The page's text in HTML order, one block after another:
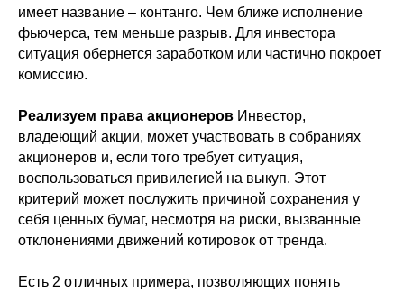
имеет название – контанго. Чем ближе исполнение
фьючерса, тем меньше разрыв. Для инвестора
ситуация обернется заработком или частично покроет
комиссию.
Реализуем права акционеров Инвестор,
владеющий акции, может участвовать в собраниях
акционеров и, если того требует ситуация,
воспользоваться привилегией на выкуп. Этот
критерий может послужить причиной сохранения у
себя ценных бумаг, несмотря на риски, вызванные
отклонениями движений котировок от тренда.
Есть 2 отличных примера, позволяющих понять